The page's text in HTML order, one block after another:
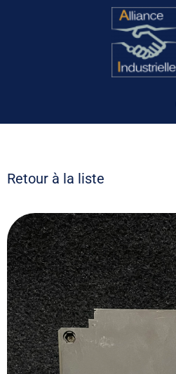
Retour à la liste